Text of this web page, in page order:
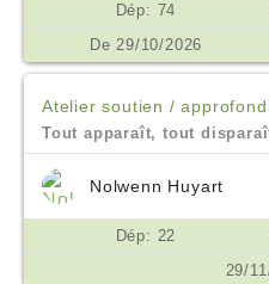
Dép: 74
De 29/10/2026
Atelier soutien /
Tout apparaît, tout
Nolwenn Huyart
Dép: 22
29/